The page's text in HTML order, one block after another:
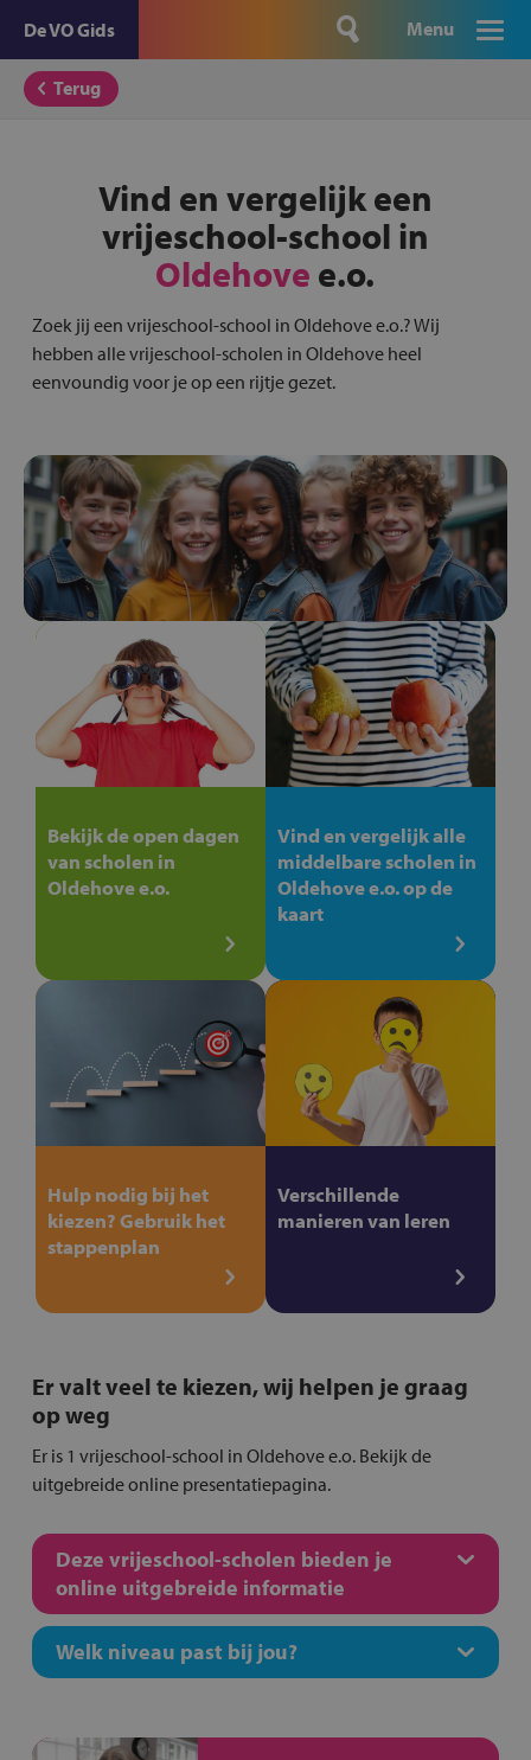
De VO Gids Menu
Terug
Vind en vergelijk een
vrijeschool-school in
Oldehove e.o.
Zoek jij een vrijeschool-school in Oldehove e.o.? Wij
hebben alle vrijeschool-scholen in Oldehove heel
eenvoundig voor je op een rijtje gezet.
Bekijk de open dagen
van scholen in
Oldehove e.o.
Vind en vergelijk alle
middelbare scholen in
Oldehove e.o. op de
kaart
Hulp nodig bij het
kiezen? Gebruik het
stappenplan
Verschillende
manieren van leren
Er valt veel te kiezen, wij helpen je graag
op weg
Er is 1 vrijeschool-school in Oldehove e.o. Bekijk de
uitgebreide online presentatiepagina.
Deze vrijeschool-scholen bieden je
online uitgebreide informatie
Welk niveau past bij jou?